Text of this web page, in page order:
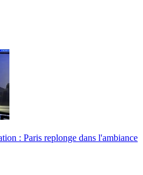
: Paris replonge dans l'ambiance